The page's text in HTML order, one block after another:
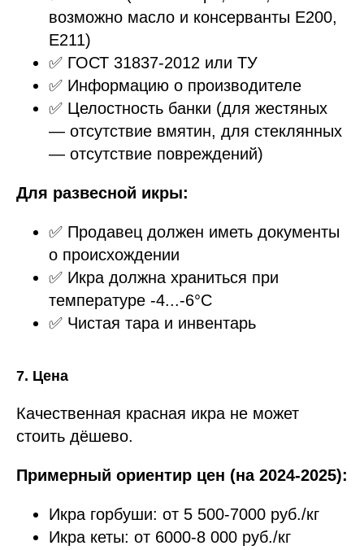
возможно масло и консерванты Е200,
Е211)
✅ ГОСТ 31837-2012 или ТУ
✅ Информацию о производителе
✅ Целостность банки (для жестяных
— отсутствие вмятин, для стеклянных
— отсутствие повреждений)
Для развесной икры:
✅ Продавец должен иметь документы
о происхождении
✅ Икра должна храниться при
температуре -4...-6°C
✅ Чистая тара и инвентарь
7. Цена
Качественная красная икра не может
стоить дёшево.
Примерный ориентир цен (на 2024-2025):
Икра горбуши: от 5 500-7000 руб./кг
Икра кеты: от 6000-8 000 руб./кг